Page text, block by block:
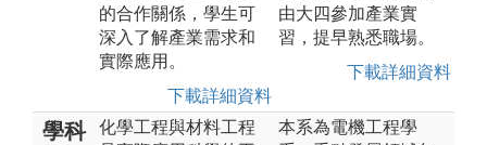
的合作關係，學生可
深入了解產業需求和
實際應用。
下載詳細資料
由大四參加產業實
習，提早熟悉職場。
下載詳細資料
學科
化學工程與材料工程
本系為電機工程學